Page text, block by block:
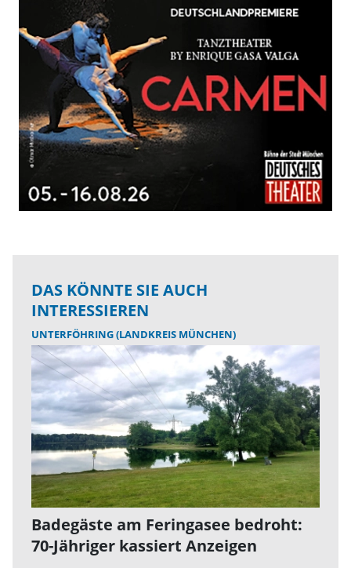
DAS KÖNNTE SIE AUCH
INTERESSIEREN
UNTERFÖHRING (LANDKREIS MÜNCHEN)
Badegäste am Feringasee bedroht:
70-Jähriger kassiert Anzeigen